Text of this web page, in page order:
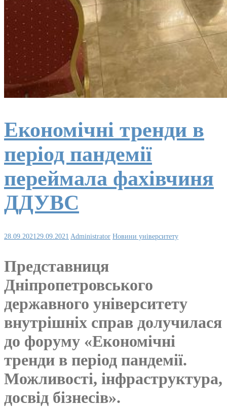
Економічні тренди в
період пандемії
переймала фахівчиня
ДДУВС
28.09.2021 29.09.2021 Administrator Новини університету
Представниця
Дніпропетровського
державного університету
внутрішніх справ долучилася
до форуму «Економічні
тренди в період пандемії.
Можливості, інфраструктура,
досвід бізнесів».